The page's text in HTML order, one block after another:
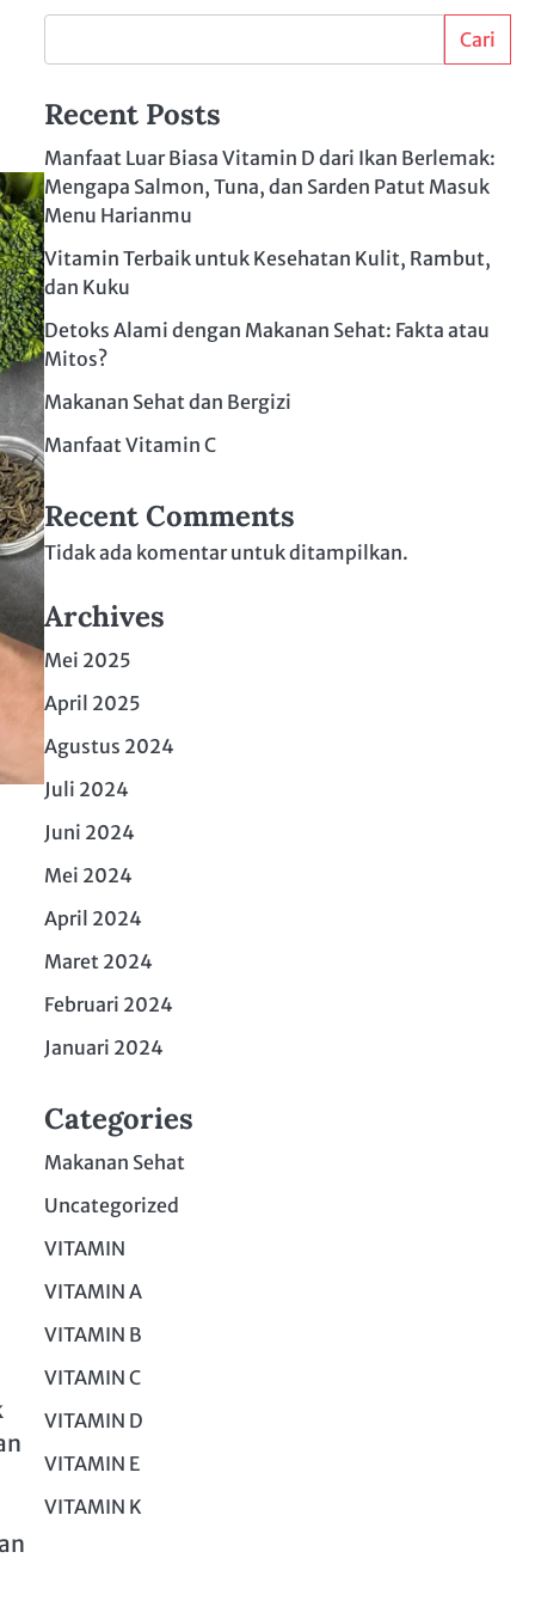
Cari
Recent Posts
Manfaat Luar Biasa Vitamin D dari Ikan Berlemak:
Mengapa Salmon, Tuna, dan Sarden Patut Masuk
Menu Harianmu
Vitamin Terbaik untuk Kesehatan Kulit, Rambut,
dan Kuku
Detoks Alami dengan Makanan Sehat: Fakta atau
Mitos?
Makanan Sehat dan Bergizi
Manfaat Vitamin C
Recent Comments
Tidak ada komentar untuk ditampilkan.
Archives
Mei 2025
April 2025
Agustus 2024
Juli 2024
Juni 2024
Mei 2024
April 2024
Maret 2024
Februari 2024
Januari 2024
Categories
Makanan Sehat
Uncategorized
VITAMIN
VITAMIN A
VITAMIN B
VITAMIN C
VITAMIN D
VITAMIN E
VITAMIN K